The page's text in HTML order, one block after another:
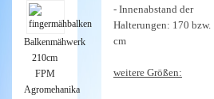
- Innenabstand der
Halterungen: 170 bzw.
cm
weitere Größen:
Balkenmähwerk
210cm
FPM
Agromehanika